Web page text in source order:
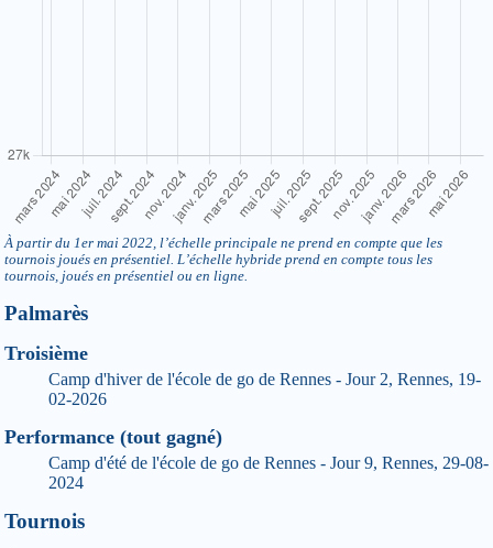
À partir du 1er mai 2022, l’échelle principale ne prend en compte que les
tournois joués en présentiel. L’échelle hybride prend en compte tous les
tournois, joués en présentiel ou en ligne.
Palmarès
Troisième
Camp d'hiver de l'école de go de Rennes - Jour 2, Rennes, 19-
02-2026
Performance (tout gagné)
Camp d'été de l'école de go de Rennes - Jour 9, Rennes, 29-08-
2024
Tournois